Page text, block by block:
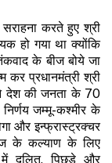
करते हुए श्री
हो गया था क्योंकि
के बीज बोये जा
प्रधानमंत्री श्री
ने देश की जनता के 70
जम्मू-कश्मीर के
और इन्फ्रास्ट्रक्चर
के कल्याण के लिए
में दलित, पिछड़े और